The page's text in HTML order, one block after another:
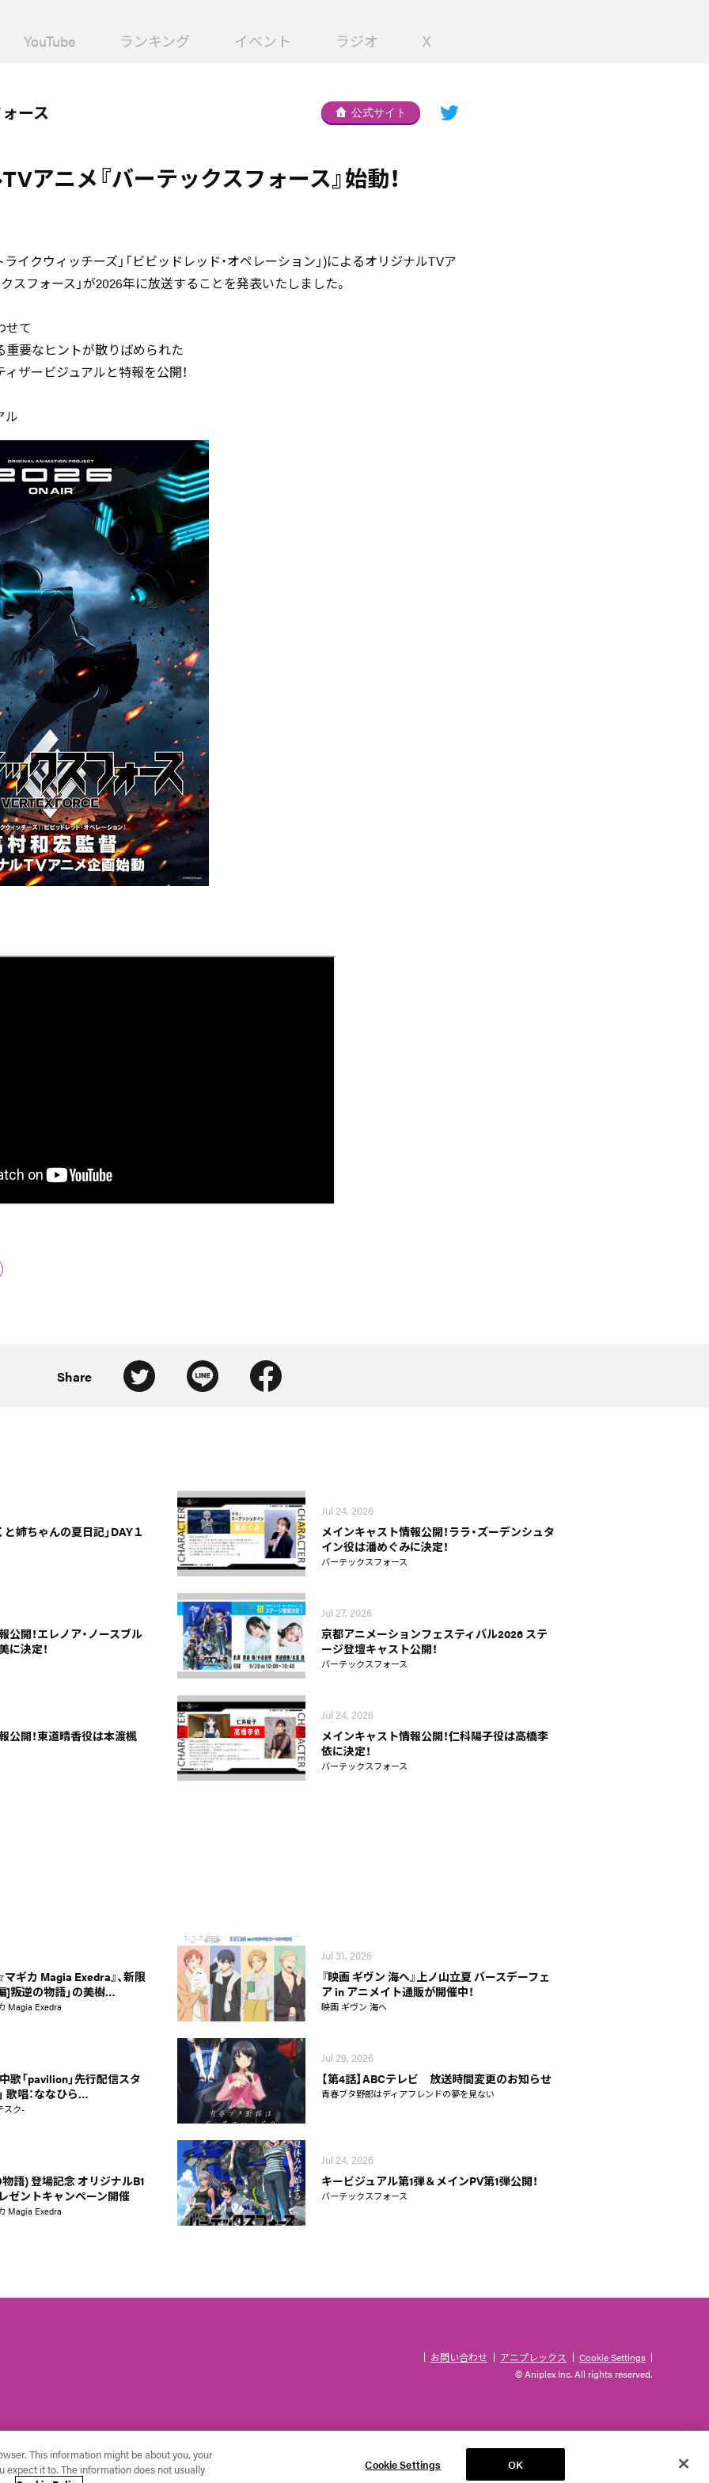
YouTube ランキング イベント ラジオ X
ース 公式サイト
アニメ『バーテックスフォース』始動！
イクウィッチーズ」「ビビッドレッド・オペレーション」)によるオリジナルTVア
スフォース」が2026年に放送することを発表いたしました。
せて
重要なヒントが散りばめられた
ザービジュアルと特報を公開！
ル
Share
姉ちゃんの夏日記」DAY１
Jul 24, 2026
メインキャスト情報公開！ララ・ズーデンシュタ
イン役は潘めぐみに決定！
バーテックスフォース
公開！エレノア・ノースブル
に決定！
Jul 27, 2026
京都アニメーションフェスティバル2026 ステ
ージ登壇キャスト公開！
バーテックスフォース
公開！東道晴香役は本渡楓
Jul 24, 2026
メインキャスト情報公開！仁科陽子役は高橋李
依に決定！
バーテックスフォース
ギカ Magia Exedra』、新限
]叛逆の物語」の美樹…
Magia Exedra
Jul 31, 2026
『映画 ギヴン 海へ』上ノ山立夏 バースデーフェ
ア in アニメイト通販が開催中！
映画 ギヴン 海へ
歌「pavilion」先行配信スタ
歌唱：ななひら…
スク-
Jul 29, 2026
【第4話】ABCテレビ 放送時間変更のお知らせ
青春ブタ野郎はディアフレンドの夢を見ない
語) 登場記念 オリジナルB1
ゼントキャンペーン開催
Magia Exedra
Jul 24, 2026
キービジュアル第1弾＆メインPV第1弾公開！
バーテックスフォース
TOP
お問い合わせ アニプレックス
Cookie Settings
© Aniplex Inc. All rights reserved.
This information might be about you, your
it to. The information does not usually
Cookie Settings OK